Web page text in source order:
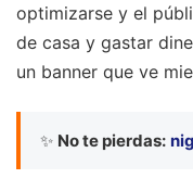
optimizarse y el
de casa y gastar
un banner que ve
✨ No te pierdas: